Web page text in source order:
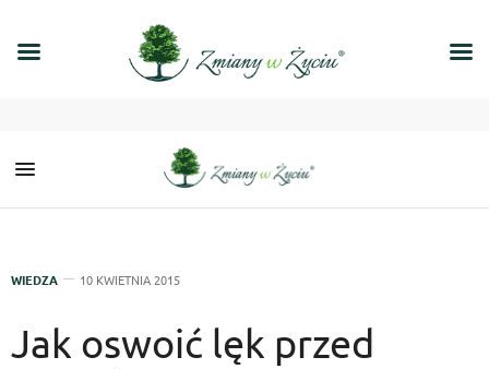
WIEDZA 10 KWIETNIA 2015
Jak oswoić lęk przed